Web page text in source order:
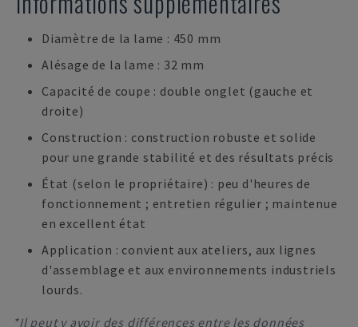
Diamètre de la lame : 450 mm
Alésage de la lame : 32 mm
Capacité de coupe : double onglet (gauche et
droite)
Construction : construction robuste et solide
pour une grande stabilité et des résultats précis
État (selon le propriétaire) : peu d'heures de
fonctionnement ; entretien régulier ; maintenue
en excellent état
Application : convient aux ateliers, aux lignes
d'assemblage et aux environnements industriels
lourds.
*Il peut y avoir des différences entre les données